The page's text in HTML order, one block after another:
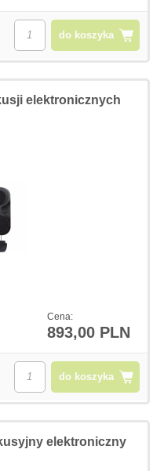
do koszyka
Cena:
893,00 PLN
elektronicznych
do koszyka
elektroniczny